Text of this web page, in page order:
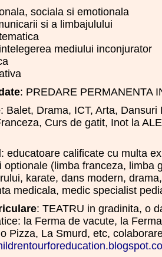
sociala si emotionala
si a limbajulului
mediului inconjurator
: PREDARE PERMANENTA
: Balet, Drama, ICT, Arta, Dansuri
Curs de gatit, Inot la
: educatoare calificate cu multa
optionale (limba franceza, limba
karate, dans modern,
medicala, medic specialist
: TEATRU in gradinita, o
la Ferma de vacute, la
Pizza, La Smurd, etc,